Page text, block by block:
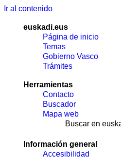
Ir al contenido
euskadi.eus
Página de inicio
Temas
Gobierno Vasco
Trámites
Herramientas
Contacto
Buscador
Mapa web
Buscar en
Información general
Accesibilidad